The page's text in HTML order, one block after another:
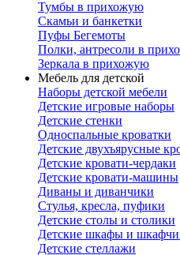
Тумбы в прихожую
Скамьи и банкетки
Пуфы Бегемоты
Полки, антресоли в
Зеркала в прихожую
Мебель для детской
Наборы детской мебели
Детские игровые наборы
Детские стенки
Односпальные кроватки
Детские двухъярусные
Детские кровати-чердаки
Детские кровати-машины
Диваны и диванчики
Стулья, кресла, пуфики
Детские столы и столики
Детские шкафы и
Детские стеллажи